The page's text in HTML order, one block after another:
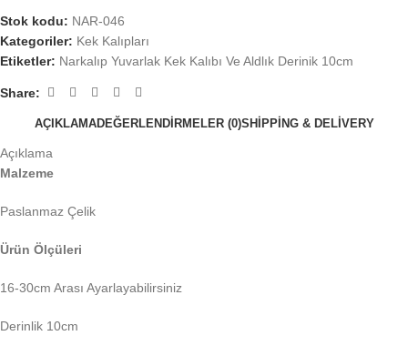
Stok kodu: NAR-046
Kategoriler: Kek Kalıpları
Etiketler: Narkalıp Yuvarlak Kek Kalıbı Ve Aldlık Derinik 10cm
Share:
AÇIKLAMADEĞERLENDIRMELER (0)SHIPPING & DELIVERY
Açıklama
Malzeme
Paslanmaz Çelik
Ürün Ölçüleri
16-30cm Arası Ayarlayabilirsiniz
Derinlik 10cm